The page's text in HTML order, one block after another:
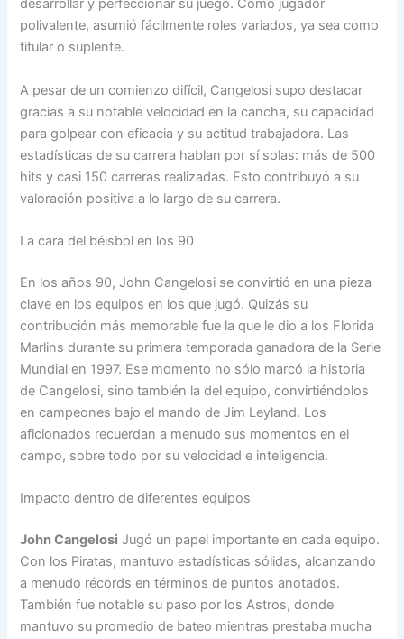
desarrollar y perfeccionar su juego. Como jugador
polivalente, asumió fácilmente roles variados, ya sea como
titular o suplente.
A pesar de un comienzo difícil, Cangelosi supo destacar
gracias a su notable velocidad en la cancha, su capacidad
para golpear con eficacia y su actitud trabajadora. Las
estadísticas de su carrera hablan por sí solas: más de 500
hits y casi 150 carreras realizadas. Esto contribuyó a su
valoración positiva a lo largo de su carrera.
La cara del béisbol en los 90
En los años 90, John Cangelosi se convirtió en una pieza
clave en los equipos en los que jugó. Quizás su
contribución más memorable fue la que le dio a los Florida
Marlins durante su primera temporada ganadora de la Serie
Mundial en 1997. Ese momento no sólo marcó la historia
de Cangelosi, sino también la del equipo, convirtiéndolos
en campeones bajo el mando de Jim Leyland. Los
aficionados recuerdan a menudo sus momentos en el
campo, sobre todo por su velocidad e inteligencia.
Impacto dentro de diferentes equipos
John Cangelosi Jugó un papel importante en cada equipo.
Con los Piratas, mantuvo estadísticas sólidas, alcanzando
a menudo récords en términos de puntos anotados.
También fue notable su paso por los Astros, donde
mantuvo su promedio de bateo mientras prestaba mucha